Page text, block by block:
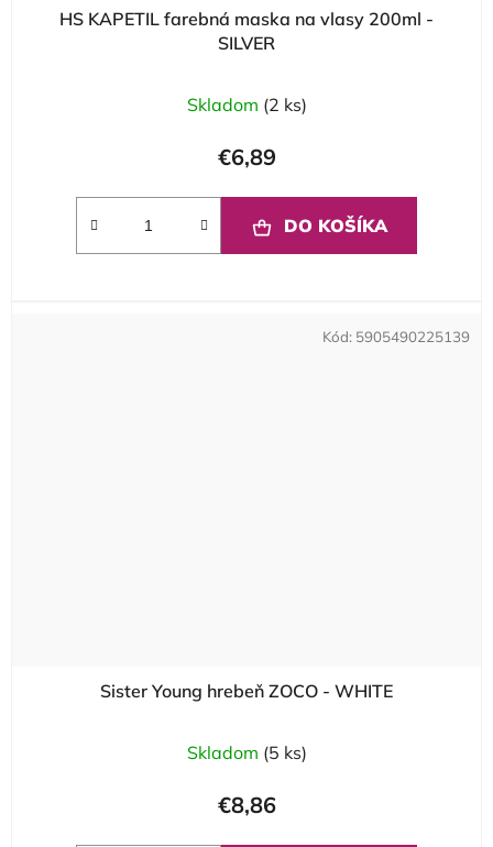
HS KAPETIL farebná maska na vlasy 200ml -
SILVER
Skladom (2 ks)
€6,89
DO KOŠÍKA
Sister Young hrebeň ZOCO - WHITE
Skladom (5 ks)
€8,86
Kód: 5905490225139